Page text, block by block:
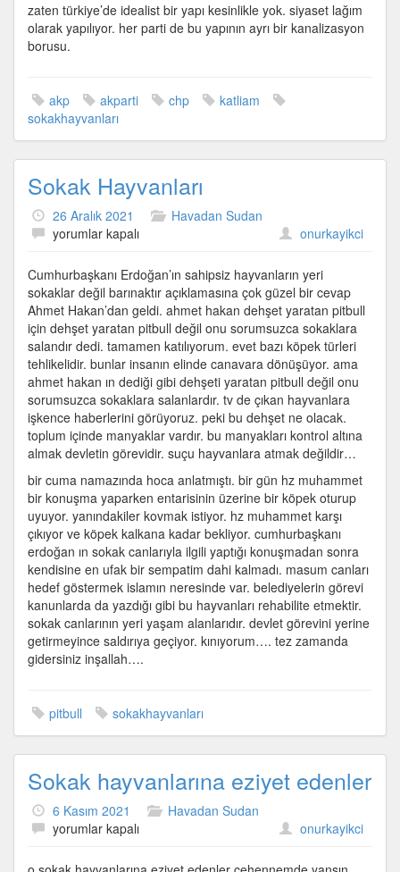
zaten türkiye’de idealist bir yapı kesinlikle yok. siyaset lağım
olarak yapılıyor. her parti de bu yapının ayrı bir kanalizasyon
borusu.
akp akparti chp
katliam
sokakhayvanları
Sokak Hayvanları
26 Aralık 2021
Havadan Sudan
Sokak
için
yorumlar kapalı onurkayikci
Cumhurbaşkanı Erdoğan’ın sahipsiz hayvanların yeri
sokaklar değil barınaktır açıklamasına çok güzel bir cevap
Ahmet Hakan’dan geldi. ahmet hakan dehşet yaratan pitbull
için dehşet yaratan pitbull değil onu sorumsuzca sokaklara
salandır dedi. tamamen katılıyorum. evet bazı köpek türleri
tehlikelidir. bunlar insanın elinde canavara dönüşüyor. ama
ahmet hakan ın dediği gibi dehşeti yaratan pitbull değil onu
sorumsuzca sokaklara salanlardır. tv de çıkan hayvanlara
işkence haberlerini görüyoruz. peki bu dehşet ne olacak.
toplum içinde manyaklar vardır. bu manyakları kontrol altına
almak devletin görevidir. suçu hayvanlara atmak değildir…
bir cuma namazında hoca anlatmıştı. bir gün hz muhammet
bir konuşma yaparken entarisinin üzerine bir köpek oturup
uyuyor. yanındakiler kovmak istiyor. hz muhammet karşı
çıkıyor ve köpek kalkana kadar bekliyor. cumhurbaşkanı
erdoğan ın sokak canlarıyla ilgili yaptığı konuşmadan sonra
kendisine en ufak bir sempatim dahi kalmadı. masum canları
hedef göstermek islamın neresinde var. belediyelerin görevi
kanunlarda da yazdığı gibi bu hayvanları rehabilite etmektir.
sokak canlarının yeri yaşam alanlarıdır. devlet görevini yerine
getirmeyince saldırıya geçiyor. kınıyorum…. tez zamanda
gidersiniz inşallah….
pitbull sokakhayvanları
Sokak hayvanlarına eziyet edenler
6 Kasım 2021
Havadan Sudan
Sokak
eziyet
yorumlar kapalı onurkayikci